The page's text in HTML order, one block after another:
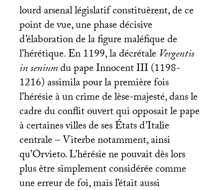
lourd arsenal législatif constituèrent, de ce
point de vue, une phase décisive
d’élaboration de la figure maléfique de
l’hérétique. En 1199, la décrétale Vergentis
in seniumdu pape InnocentIII(1198-
1216) assimila pour la première fois
l’hérésie à un crime de lèse-majesté, dans le
cadre du conflit ouvert qui opposait le pape
à certaines villes de ses États d’Italie
centrale – Viterbe notamment, ainsi
qu’Orvieto. L’hérésie ne pouvait dès lors
plus être simplement considérée comme
une erreur de foi, mais l’était aussi